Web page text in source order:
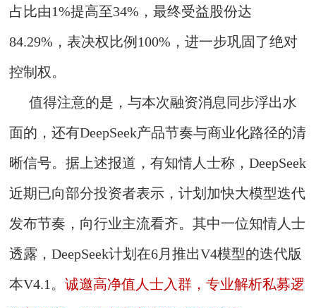
占比由1%提高至34%，最终受益股份达
84.29%，表决权比例100%，进一步巩固了绝对
控制权。
值得注意的是，与本次融资消息同步浮出水
面的，还有DeepSeek产品节奏与商业化路径的清
晰信号。据上述报道，有知情人士称，DeepSeek
近期已向部分投资者表示，计划加快大模型迭代
发布节奏，向行业主流看齐。其中一位知情人士
透露，DeepSeek计划在6月推出V4模型的迭代版
本V4.1。诚邀高净值人士入群，专业解析私募逻